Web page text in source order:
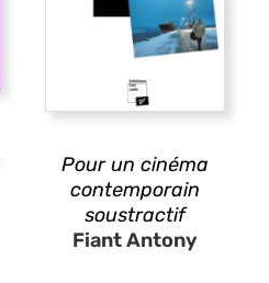
Pour un cinéma
contemporain
soustractif
Fiant Antony